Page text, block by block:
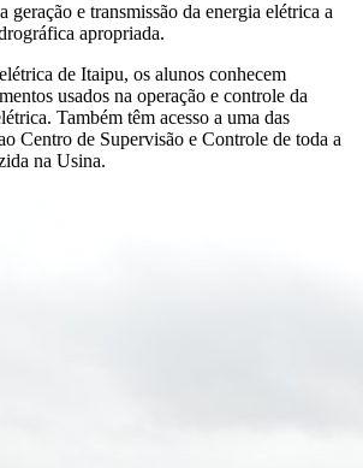
geração e transmissão da energia elétrica a
apropriada.
de Itaipu, os alunos conhecem
usados na operação e controle da
Também têm acesso a uma das
Centro de Supervisão e Controle de toda a
na Usina.